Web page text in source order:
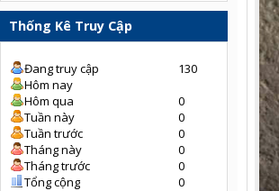
Thống Kê Truy Cập
Đang truy cập
130
Hôm nay
Hôm qua
0
Tuần này
0
Tuần trước
0
Tháng này
0
Tháng trước
0
Tổng cộng
0